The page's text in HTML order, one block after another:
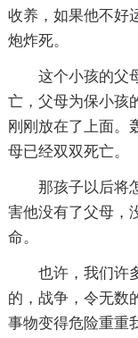
收养，如果他不好
炮炸死。
这个小孩的父
亡，父母为保小孩
刚刚放在了上面。
母已经双双死亡。
那孩子以后将
害他没有了父母，
命。
也许，我们许
的，战争，令无数
事物变得危险重重